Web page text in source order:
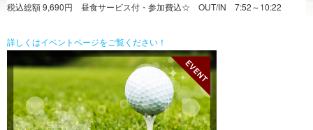
税込総額 9,690円 昼食サービス付・参加費込☆ OUT/IN 7:52～10:22
詳しくはイベントページをご覧ください！